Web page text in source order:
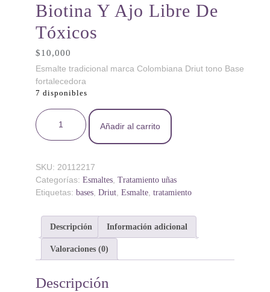
Biotina Y Ajo Libre De
Tóxicos
$10,000
Esmalte tradicional marca Colombiana Driut tono Base
fortalecedora
7 disponibles
Base De Uñas Driut Endurecedora Con Biotina Y
Ajo Libre De Tóxicos cantidad
Añadir al carrito
SKU: 20112217
Categorías: Esmaltes, Tratamiento uñas
Etiquetas: bases, Driut, Esmalte, tratamiento
Descripción Información adicional
Valoraciones (0)
Descripción